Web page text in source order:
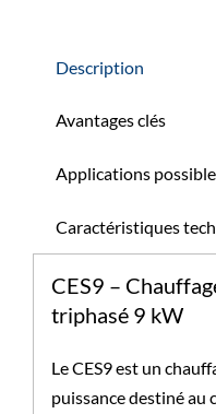
Description
Avantages clés
Applications
Caractéristiques
CES9 –
triphasé 9 kW
Le CES9 est un
puissance destiné au